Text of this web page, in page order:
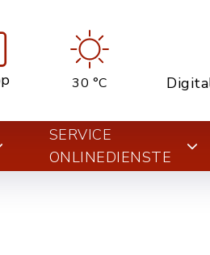
30 °C
SERVICE
ONLINEDIENSTE